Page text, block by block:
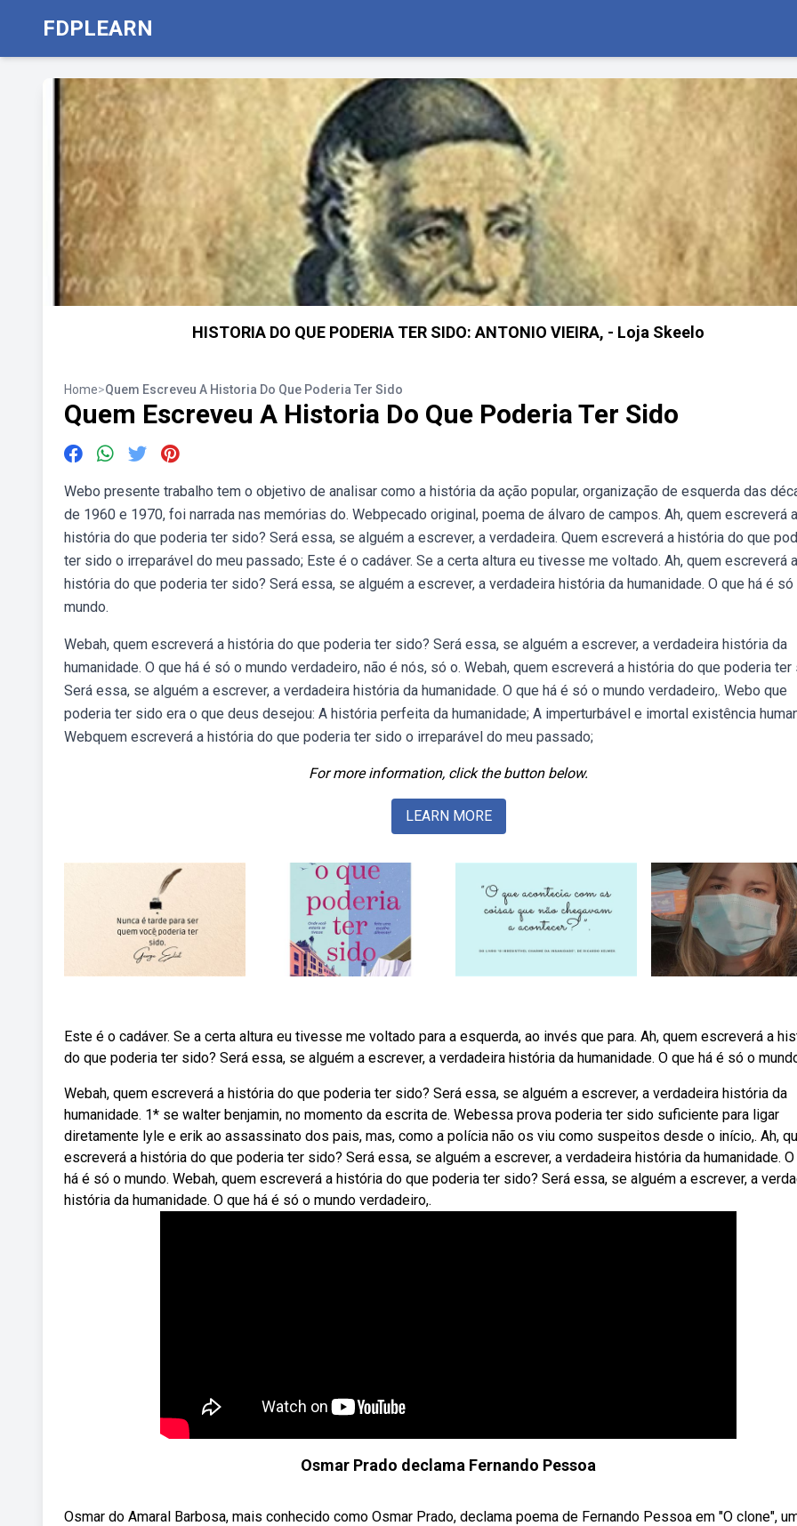
FDPLEARN
HISTORIA DO QUE PODERIA TER SIDO: ANTONIO VIEIRA, - Loja Skeelo
Home>Quem Escreveu A Historia Do Que Poderia Ter Sido
Quem Escreveu A Historia Do Que Poderia Ter Sido
Webo presente trabalho tem o objetivo de analisar como a história da ação popular, organização de esquerda das
de 1960 e 1970, foi narrada nas memórias do. Webpecado original, poema de álvaro de campos. Ah, quem escreverá a
história do que poderia ter sido? Será essa, se alguém a escrever, a verdadeira. Quem escreverá a história do que
ter sido o irreparável do meu passado; Este é o cadáver. Se a certa altura eu tivesse me voltado. Ah, quem escreverá a
história do que poderia ter sido? Será essa, se alguém a escrever, a verdadeira história da humanidade. O que há é só
mundo.
Webah, quem escreverá a história do que poderia ter sido? Será essa, se alguém a escrever, a verdadeira história da
humanidade. O que há é só o mundo verdadeiro, não é nós, só o. Webah, quem escreverá a história do que poderia ter
Será essa, se alguém a escrever, a verdadeira história da humanidade. O que há é só o mundo verdadeiro,. Webo que
poderia ter sido era o que deus desejou: A história perfeita da humanidade; A imperturbável e imortal existência
Webquem escreverá a história do que poderia ter sido o irreparável do meu passado;
For more information, click the button below.
LEARN MORE
Este é o cadáver. Se a certa altura eu tivesse me voltado para a esquerda, ao invés que para. Ah, quem escreverá a
do que poderia ter sido? Será essa, se alguém a escrever, a verdadeira história da humanidade. O que há é só o
Webah, quem escreverá a história do que poderia ter sido? Será essa, se alguém a escrever, a verdadeira história da
humanidade. 1* se walter benjamin, no momento da escrita de. Webessa prova poderia ter sido suficiente para ligar
diretamente lyle e erik ao assassinato dos pais, mas, como a polícia não os viu como suspeitos desde o início,. Ah,
escreverá a história do que poderia ter sido? Será essa, se alguém a escrever, a verdadeira história da humanidade.
há é só o mundo. Webah, quem escreverá a história do que poderia ter sido? Será essa, se alguém a escrever, a
história da humanidade. O que há é só o mundo verdadeiro,.
Osmar Prado declama Fernando Pessoa
Osmar do Amaral Barbosa, mais conhecido como Osmar Prado, declama poema de Fernando Pessoa em "O clone",